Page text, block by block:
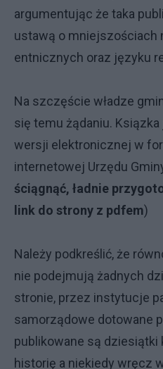
argumentując że taka
ustawą o mniejszościach
entnicznych oraz języku
Na szczęście władze
się temu żądaniu.
wersji elektronicznej w
internetowej Urzędu
ściągnąć, ładnie
link do strony z pdfem)
Należy podkreślić, że
nie podejmują żadnych
stronie, przez instytucje
samorządowe dotowane
publikowane są dziesiątki
historię a niekiedy wręcz